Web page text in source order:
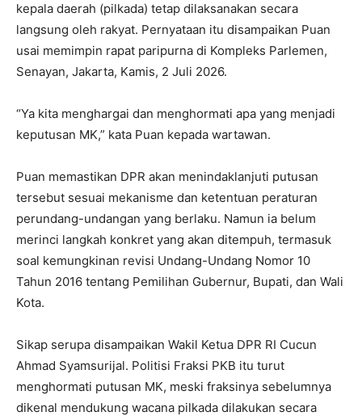
kepala daerah (pilkada) tetap dilaksanakan secara
langsung oleh rakyat. Pernyataan itu disampaikan Puan
usai memimpin rapat paripurna di Kompleks Parlemen,
Senayan, Jakarta, Kamis, 2 Juli 2026.
“Ya kita menghargai dan menghormati apa yang menjadi
keputusan MK,” kata Puan kepada wartawan.
Puan memastikan DPR akan menindaklanjuti putusan
tersebut sesuai mekanisme dan ketentuan peraturan
perundang-undangan yang berlaku. Namun ia belum
merinci langkah konkret yang akan ditempuh, termasuk
soal kemungkinan revisi Undang-Undang Nomor 10
Tahun 2016 tentang Pemilihan Gubernur, Bupati, dan Wali
Kota.
Sikap serupa disampaikan Wakil Ketua DPR RI Cucun
Ahmad Syamsurijal. Politisi Fraksi PKB itu turut
menghormati putusan MK, meski fraksinya sebelumnya
dikenal mendukung wacana pilkada dilakukan secara